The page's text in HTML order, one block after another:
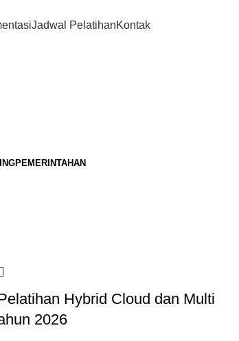
Jadwal PelatihanKontak
PEMERINTAHAN
Hybrid Cloud dan Multi
2026